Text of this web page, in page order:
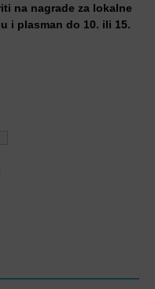
na nagrade za lokalne
i plasman do 10. ili 15.